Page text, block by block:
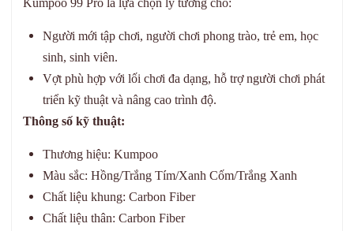
Người mới tập chơi, người chơi phong trào, trẻ em, học
sinh, sinh viên.
Vợt phù hợp với lối chơi đa dạng, hỗ trợ người chơi phát
triển kỹ thuật và nâng cao trình độ.
Thông số kỹ thuật:
Thương hiệu: Kumpoo
Màu sắc: Hồng/Trắng Tím/Xanh Cốm/Trắng Xanh
Chất liệu khung: Carbon Fiber
Chất liệu thân: Carbon Fiber